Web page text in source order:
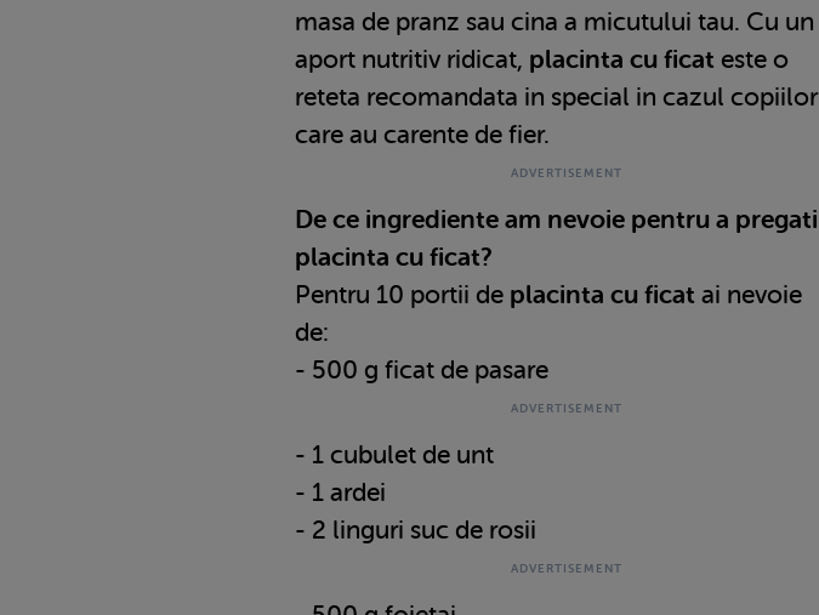
masa de pranz sau cina a micutului tau. Cu un
aport nutritiv ridicat, placinta cu ficat este o
reteta recomandata in special in cazul copiilor
care au carente de fier.
De ce ingrediente am nevoie pentru a pregati
placinta cu ficat?
Pentru 10 portii de placinta cu ficat ai nevoie
de:
- 500 g ficat de pasare
- 1 cubulet de unt
- 1 ardei
- 2 linguri suc de rosii